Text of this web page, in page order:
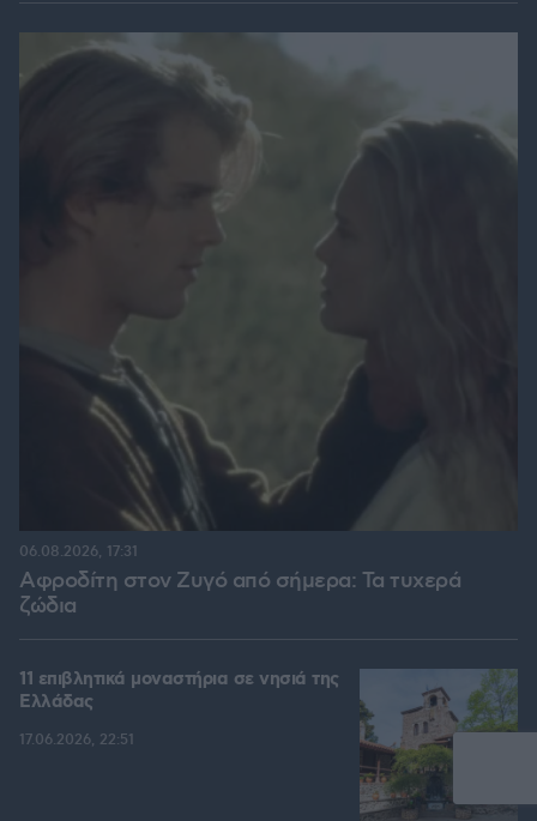
Αφροδίτη στον Ζυγό από σήμερα: Τα τυχερά
ζώδια
06.08.2026, 17:31
11 επιβλητικά μοναστήρια σε νησιά της
Ελλάδας
17.06.2026, 22:51